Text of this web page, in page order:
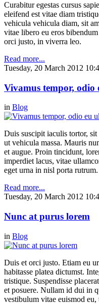
Curabitur egestas cursus
eleifend est vitae diam
vehicula vehicula diam, sit
vitae libero eu eros
orci justo, in viverra leo.
Read more...
Tuesday, 20 March 2012
Vivamus tempor, odio
in Blog
Duis suscipit iaculis tortor,
ut vehicula massa. Mauris
et augue. Proin tincidunt,
imperdiet lacus, vitae
eget urna in nisl porta
Read more...
Tuesday, 20 March 2012
Nunc at purus lorem
in Blog
Duis et orci justo. Etiam eu
habitasse platea dictumst.
tristique. Suspendisse
et posuere. Nullam id dui in
vestibulum vitae euismod eu,